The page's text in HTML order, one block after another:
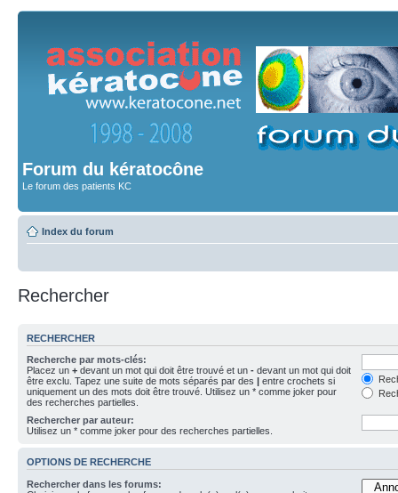
Forum du kératocône
Le forum des patients KC
Index du forum
Rechercher
RECHERCHER
Recherche par mots-clés:
Placez un + devant un mot qui doit être trouvé et un - devant un mot qui doit
être exclu. Tapez une suite de mots séparés par des | entre crochets si
uniquement un des mots doit être trouvé. Utilisez un * comme joker pour
des recherches partielles.
Rechercher par auteur:
Utilisez un * comme joker pour des recherches partielles.
OPTIONS DE RECHERCHE
Rechercher dans les forums: